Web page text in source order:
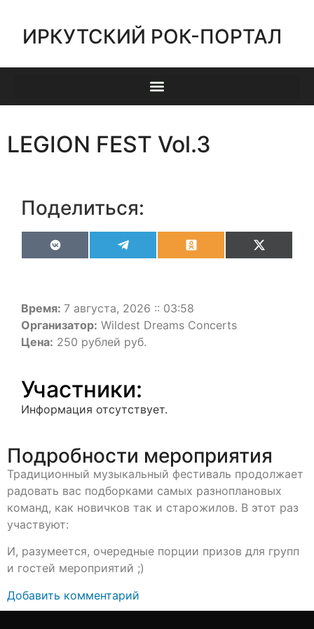
ИРКУТСКИЙ РОК-ПОРТАЛ
LEGION FEST Vol.3
Поделиться:
VK OdnoklassnikiX
(Twitter)
Время: 7 августа, 2026 :: 03:58
Организатор: Wildest Dreams Concerts
Цена: 250 рублей руб.
Участники:
Информация отсутствует.
Подробности мероприятия
Традиционный музыкальный фестиваль продолжает
радовать вас подборками самых разноплановых
команд, как новичков так и старожилов. В этот раз
участвуют:
И, разумеется, очередные порции призов для групп
и гостей мероприятий ;)
Добавить комментарий